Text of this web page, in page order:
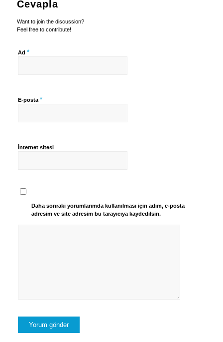
Cevapla
Want to join the discussion?
Feel free to contribute!
Ad *
E-posta *
İnternet sitesi
Daha sonraki yorumlarımda kullanılması için adım, e-posta
adresim ve site adresim bu tarayıcıya kaydedilsin.